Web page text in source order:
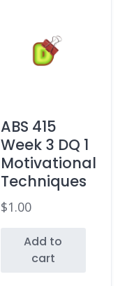
ABS 415
Week 3 DQ 1
Motivational
Techniques
$1.00
Add to
cart